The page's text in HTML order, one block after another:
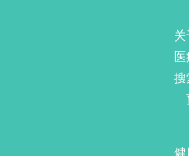
搜
健